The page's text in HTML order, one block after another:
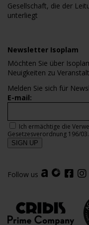
Gesellschaft, die der
unterliegt
Newsletter Isoplam
Möchten Sie über
Neuigkeiten zu
Melden Sie sich für
E-mail:
Ich ermächtige die
Gesetzesverordnung 196/03.
Follow us